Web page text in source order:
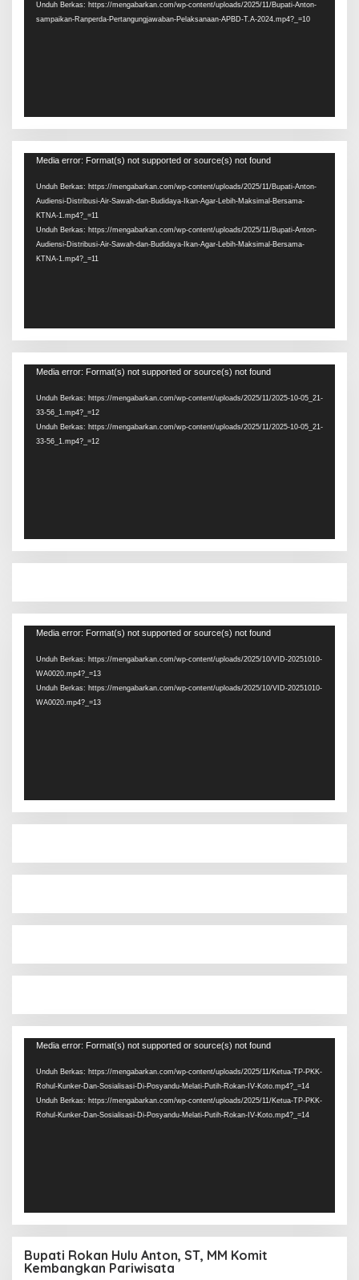
Unduh Berkas: https://mengabarkan.com/wp-content/uploads/2025/11/Bupati-Anton-
sampaikan-Ranperda-Pertangungjawaban-Pelaksanaan-APBD-T.A-2024.mp4?_=10
Pemutar
Media error: Format(s) not supported or source(s) not found
Unduh Berkas: https://mengabarkan.com/wp-content/uploads/2025/11/Bupati-Anton-
Audiensi-Distribusi-Air-Sawah-dan-Budidaya-Ikan-Agar-Lebih-Maksimal-Bersama-
KTNA-1.mp4?_=11
Unduh Berkas: https://mengabarkan.com/wp-content/uploads/2025/11/Bupati-Anton-
Audiensi-Distribusi-Air-Sawah-dan-Budidaya-Ikan-Agar-Lebih-Maksimal-Bersama-
KTNA-1.mp4?_=11
Pemutar
Media error: Format(s) not supported or source(s) not found
Unduh Berkas: https://mengabarkan.com/wp-content/uploads/2025/11/2025-10-05_21-
33-56_1.mp4?_=12
Unduh Berkas: https://mengabarkan.com/wp-content/uploads/2025/11/2025-10-05_21-
33-56_1.mp4?_=12
Pemutar
Media error: Format(s) not supported or source(s) not found
Unduh Berkas: https://mengabarkan.com/wp-content/uploads/2025/10/VID-20251010-
WA0020.mp4?_=13
Unduh Berkas: https://mengabarkan.com/wp-content/uploads/2025/10/VID-20251010-
WA0020.mp4?_=13
Pemutar
Media error: Format(s) not supported or source(s) not found
Unduh Berkas: https://mengabarkan.com/wp-content/uploads/2025/11/Ketua-TP-PKK-
Rohul-Kunker-Dan-Sosialisasi-Di-Posyandu-Melati-Putih-Rokan-IV-Koto.mp4?_=14
Unduh Berkas: https://mengabarkan.com/wp-content/uploads/2025/11/Ketua-TP-PKK-
Rohul-Kunker-Dan-Sosialisasi-Di-Posyandu-Melati-Putih-Rokan-IV-Koto.mp4?_=14
Bupati Rokan Hulu Anton, ST, MM Komit
Kembangkan Pariwisata